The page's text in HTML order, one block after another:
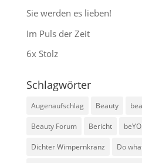
Sie werden es lieben!
Im Puls der Zeit
6x Stolz
Schlagwörter
Augenaufschlag Beauty
Beauty Forum Bericht
Dichter Wimpernkranz Do